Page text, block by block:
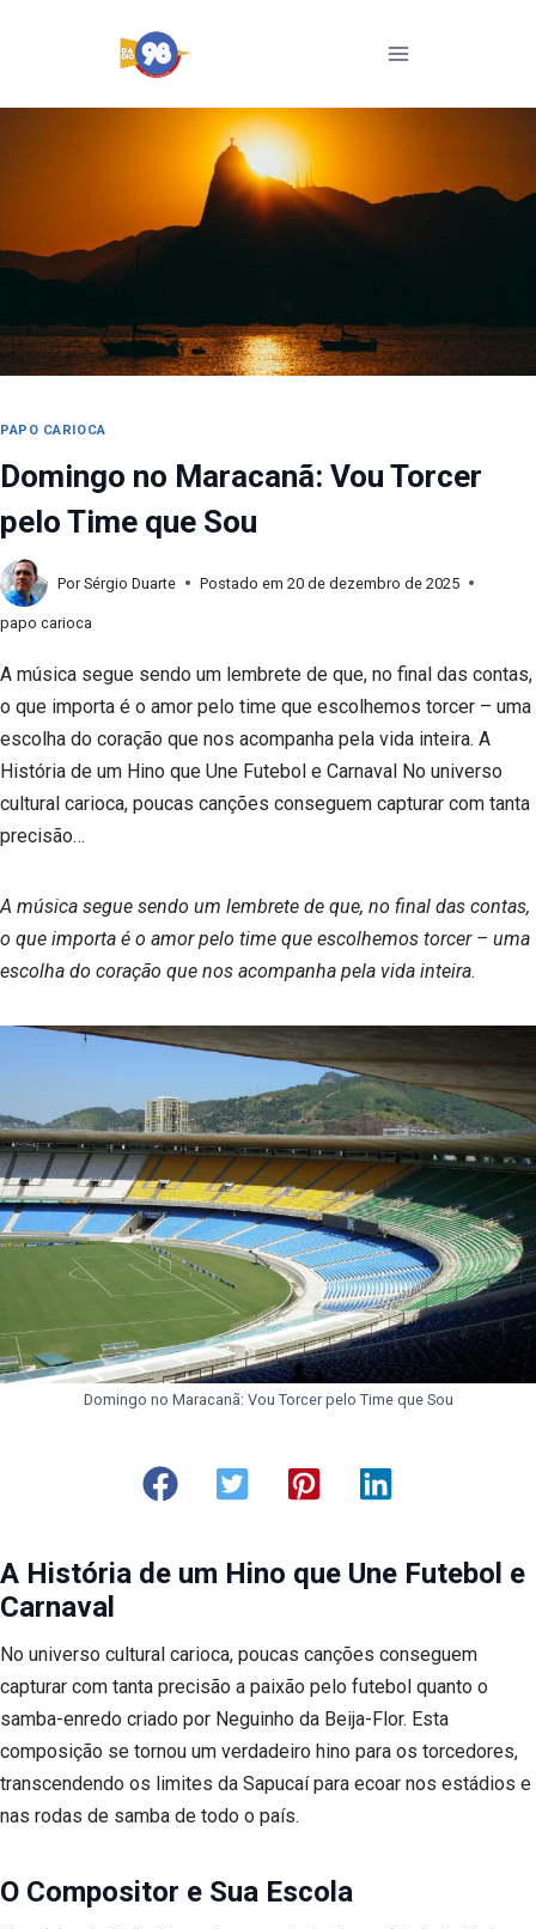
Conteúdo
PAPO CARIOCA
Domingo no Maracanã: Vou Torcer
pelo Time que Sou
Por Sérgio Duarte Postado em 20 de dezembro de 2025
papo carioca
A música segue sendo um lembrete de que, no final das contas,
o que importa é o amor pelo time que escolhemos torcer – uma
escolha do coração que nos acompanha pela vida inteira. A
História de um Hino que Une Futebol e Carnaval No universo
cultural carioca, poucas canções conseguem capturar com tanta
precisão…
A música segue sendo um lembrete de que, no final das contas,
o que importa é o amor pelo time que escolhemos torcer – uma
escolha do coração que nos acompanha pela vida inteira.
Domingo no Maracanã: Vou Torcer pelo Time que Sou
A História de um Hino que Une Futebol e
Carnaval
No universo cultural carioca, poucas canções conseguem
capturar com tanta precisão a paixão pelo futebol quanto o
samba-enredo criado por Neguinho da Beija-Flor. Esta
composição se tornou um verdadeiro hino para os torcedores,
transcendendo os limites da Sapucaí para ecoar nos estádios e
nas rodas de samba de todo o país.
O Compositor e Sua Escola